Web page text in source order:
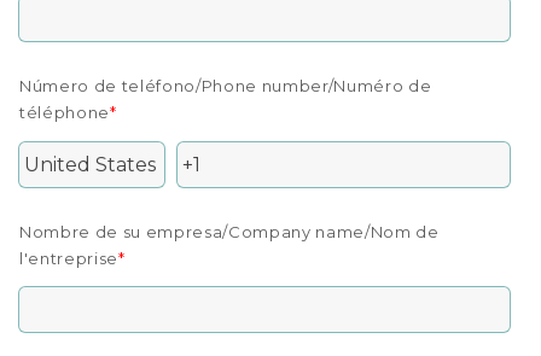
Número de teléfono/Phone number/Numéro de
téléphone*
Nombre de su empresa/Company name/Nom de
l'entreprise*